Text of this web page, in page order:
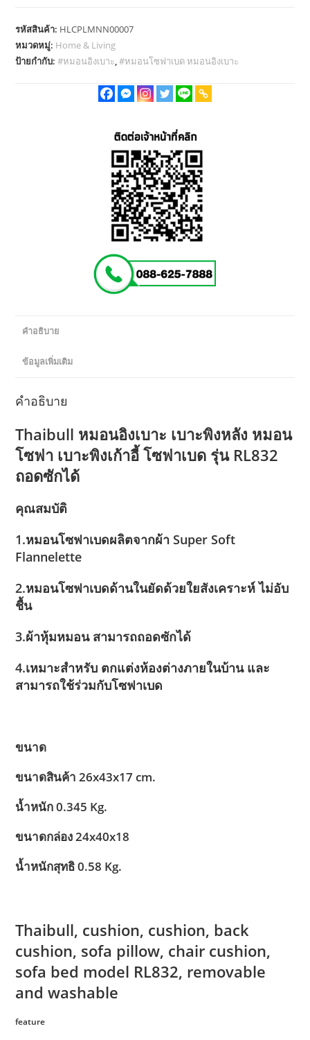
เบาะ
พิง
หลัง
รหัสสินค้า: HLCPLMNN00007
หมวดหมู่: Home & Living
ป้ายกำกับ:#หมอนอิงเบาะ,#หมอนโซฟาเบด หมอนอิงเบาะ
คำอธิบาย
ข้อมูลเพิ่มเติม
คำอธิบาย
Thaibull หมอนอิงเบาะ เบาะพิงหลัง หมอน
โซฟา เบาะพิงเก้าอี้ โซฟาเบด รุ่น RL832
ถอดซักได้
คุณสมบัติ
1.หมอนโซฟาเบดผลิตจากผ้า Super Soft
Flannelette
2.หมอนโซฟาเบดด้านในยัดด้วยใยสังเคราะห์ ไม่อับ
ชื้น
3.ผ้าหุ้มหมอน สามารถถอดซักได้
4.เหมาะสำหรับ ตกแต่งห้องต่างภายในบ้าน และ
สามารถใช้ร่วมกับโซฟาเบด
ขนาด
ขนาดสินค้า 26x43x17 cm.
น้ำหนัก 0.345 Kg.
ขนาดกล่อง 24x40x18
น้ำหนักสุทธิ 0.58 Kg.
Thaibull, cushion, cushion, back
cushion, sofa pillow, chair cushion,
sofa bed model RL832, removable
and washable
feature